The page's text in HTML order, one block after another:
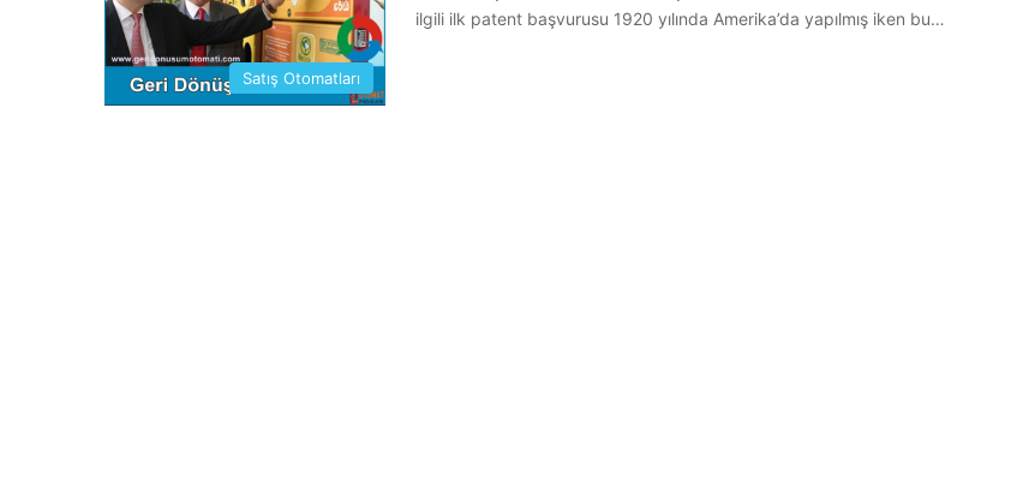
Satış Otomatları
ilgili ilk patent başvurusu 1920 yılında Amerika’da yapılmış iken bu…